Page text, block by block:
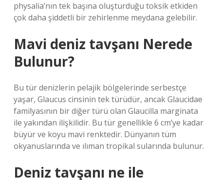
physalia’nın tek başına oluşturduğu toksik etkiden
çok daha şiddetli bir zehirlenme meydana gelebilir.
Mavi deniz tavşanı Nerede
Bulunur?
Bu tür denizlerin pelajik bölgelerinde serbestçe
yaşar, Glaucus cinsinin tek türüdür, ancak Glaucidae
familyasının bir diğer türü olan Glaucilla marginata
ile yakından ilişkilidir. Bu tür genellikle 6 cm’ye kadar
büyür ve koyu mavi renktedir. Dünyanın tüm
okyanuslarında ve ılıman tropikal sularında bulunur.
Deniz tavşanı ne ile